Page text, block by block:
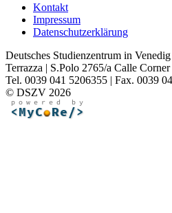
Kontakt
Impressum
Datenschutzerklärung
Deutsches Studienzentrum in
Terrazza | S.Polo 2765/a Calle
Tel. 0039 041 5206355 | Fax. 0039
© DSZV 2026